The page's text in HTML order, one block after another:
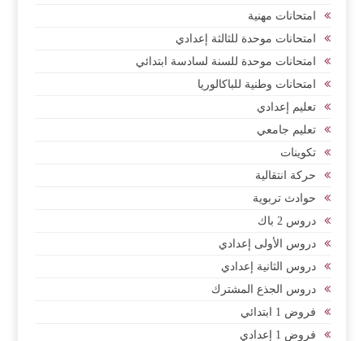
امتحانات مهنية
امتحانات موحدة للثالثة إعدادي
امتحانات موحدة للسنة لسادسة ابتدائي
امتحانات وطنية للباكالوريا
تعليم إعدادي
تعليم جامعي
تكوينات
حركة انتقالية
حوادث تربوية
دروس 2 باك
دروس الأولى إعدادي
دروس الثانية إعدادي
دروس الجذع المشترك
فروض 1 ابتدائي
فروض 1 إعدادي